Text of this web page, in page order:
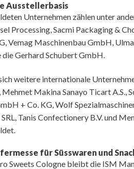
Ausstellerbasis
Unternehmen zählen unter
Processing, Sacmi Packaging &
Vemag Maschinenbau GmbH,
die Gerhard Schubert GmbH.
weitere internationale
Mehmet Makina Sanayo Ticart A.S.,
+ Co. KG, Wolf
SRL, Tanis Confectionery B.V. und
für Süsswaren und
Sweets Cologne bleibt die ISM